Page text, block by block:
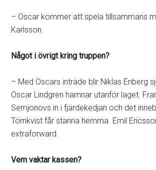
– Oscar kommer att spela tillsammans
Karlsson.
Något i övrigt kring truppen?
– Med Oscars inträde blir Niklas Enberg
Oscar Lindgren hamnar utanför laget.
Semjonovs in i fjärdekedjan och det
Törnkvist får stanna hemma. Emil
extraforward.
Vem vaktar kassen?